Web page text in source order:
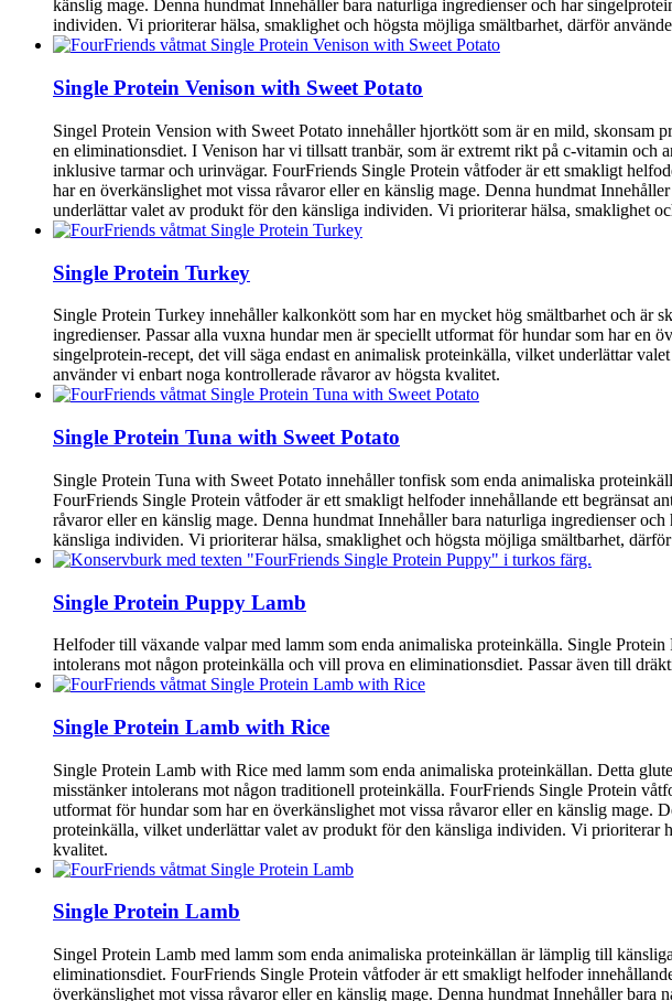
känslig mage. Denna hundmat Innehåller bara naturliga ingredienser och har
individen. Vi prioriterar hälsa, smaklighet och högsta möjliga smältbarhet, därför
Single Protein Venison with Sweet Potato
Singel Protein Vension with Sweet Potato innehåller hjortkött som är en mild,
en eliminationsdiet. I Venison har vi tillsatt tranbär, som är extremt rikt på c-vitamin
inklusive tarmar och urinvägar. FourFriends Single Protein våtfoder är ett smakligt
har en överkänslighet mot vissa råvaror eller en känslig mage. Denna hundmat
underlättar valet av produkt för den känsliga individen. Vi prioriterar hälsa, smaklighet
Single Protein Turkey
Single Protein Turkey innehåller kalkonkött som har en mycket hög smältbarhet och är
ingredienser. Passar alla vuxna hundar men är speciellt utformat för hundar som har en
singelprotein-recept, det vill säga endast en animalisk proteinkälla, vilket underlättar
använder vi enbart noga kontrollerade råvaror av högsta kvalitet.
Single Protein Tuna with Sweet Potato
Single Protein Tuna with Sweet Potato innehåller tonfisk som enda animaliska
FourFriends Single Protein våtfoder är ett smakligt helfoder innehållande ett begränsat
råvaror eller en känslig mage. Denna hundmat Innehåller bara naturliga ingredienser
känsliga individen. Vi prioriterar hälsa, smaklighet och högsta möjliga smältbarhet,
Single Protein Puppy Lamb
Helfoder till växande valpar med lamm som enda animaliska proteinkälla. Single
intolerans mot någon proteinkälla och vill prova en eliminationsdiet. Passar även till
Single Protein Lamb with Rice
Single Protein Lamb with Rice med lamm som enda animaliska proteinkällan. Detta
misstänker intolerans mot någon traditionell proteinkälla. FourFriends Single Protein
utformat för hundar som har en överkänslighet mot vissa råvaror eller en känslig mage.
proteinkälla, vilket underlättar valet av produkt för den känsliga individen. Vi prioriterar
kvalitet.
Single Protein Lamb
Singel Protein Lamb med lamm som enda animaliska proteinkällan är lämplig till
eliminationsdiet. FourFriends Single Protein våtfoder är ett smakligt helfoder
överkänslighet mot vissa råvaror eller en känslig mage. Denna hundmat Innehåller